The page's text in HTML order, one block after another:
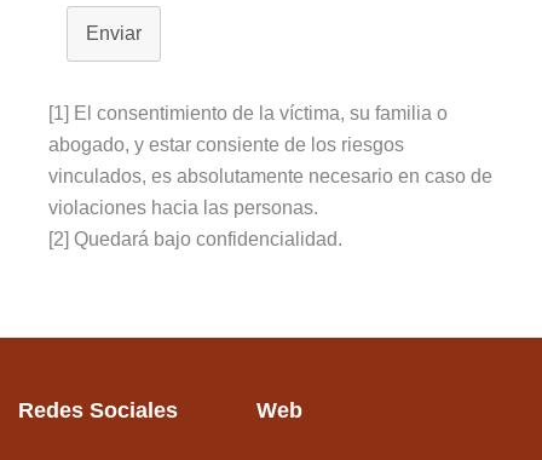
Enviar
[1] El consentimiento de la víctima, su familia o
abogado, y estar consiente de los riesgos
vinculados, es absolutamente necesario en caso de
violaciones hacia las personas.
[2] Quedará bajo confidencialidad.
Redes Sociales Web